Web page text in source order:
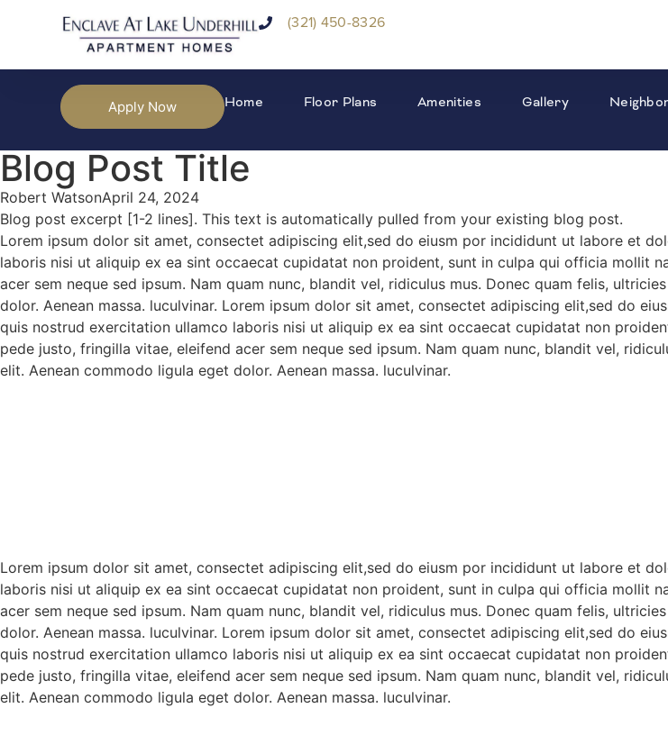
(321) 450-8326
Apply Now Home Floor Plans Amenities Gallery
Blog Post Title
Robert WatsonApril 24, 2024
Blog post excerpt [1-2 lines]. This text is automatically pulled from your existing blog post.
Lorem ipsum dolor sit amet, consectet adipiscing elit,sed do eiusm por incididunt ut labore et
laboris nisi ut aliquip ex ea sint occaecat cupidatat non proident, sunt in culpa qui officia mollit
acer sem neque sed ipsum. Nam quam nunc, blandit vel, ridiculus mus. Donec quam felis,
dolor. Aenean massa. luculvinar. Lorem ipsum dolor sit amet, consectet adipiscing elit,sed do
quis nostrud exercitation ullamco laboris nisi ut aliquip ex ea sint occaecat cupidatat non
pede justo, fringilla vitae, eleifend acer sem neque sed ipsum. Nam quam nunc, blandit vel,
elit. Aenean commodo ligula eget dolor. Aenean massa. luculvinar.
Lorem ipsum dolor sit amet, consectet adipiscing elit,sed do eiusm por incididunt ut labore et
laboris nisi ut aliquip ex ea sint occaecat cupidatat non proident, sunt in culpa qui officia mollit
acer sem neque sed ipsum. Nam quam nunc, blandit vel, ridiculus mus. Donec quam felis,
dolor. Aenean massa. luculvinar. Lorem ipsum dolor sit amet, consectet adipiscing elit,sed do
quis nostrud exercitation ullamco laboris nisi ut aliquip ex ea sint occaecat cupidatat non
pede justo, fringilla vitae, eleifend acer sem neque sed ipsum. Nam quam nunc, blandit vel,
elit. Aenean commodo ligula eget dolor. Aenean massa. luculvinar.